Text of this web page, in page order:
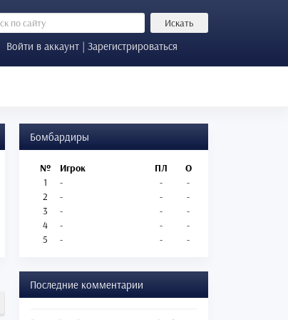
Искать
Войти в аккаунт | Зарегистрироваться
Бомбардиры
№ Игрок ПЛ
О
1
- -
-
2
- -
-
3
- -
-
4
- -
-
5
- - -
Последние комментарии